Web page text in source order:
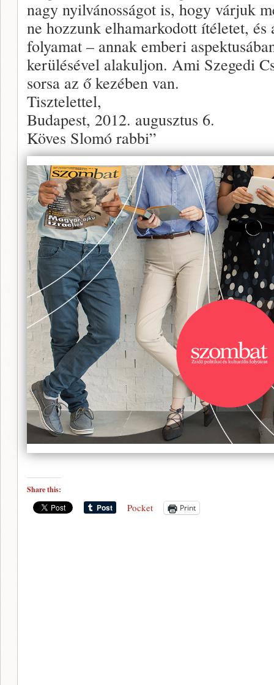
nagy nyilvánosságot is, hogy várjuk
ne hozzunk elhamarkodott ítéletet,
folyamat – annak emberi
kerülésével alakuljon. Ami Szegedi
sorsa az ő kezében van.
Tisztelettel,
Budapest, 2012. augusztus 6.
Köves Slomó rabbi”
Share this:
Pocket Print